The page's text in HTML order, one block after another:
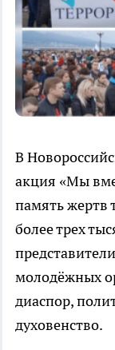
В
акция «Мы
память жертв
более трех
молодёжных
диаспор,
духовенство.